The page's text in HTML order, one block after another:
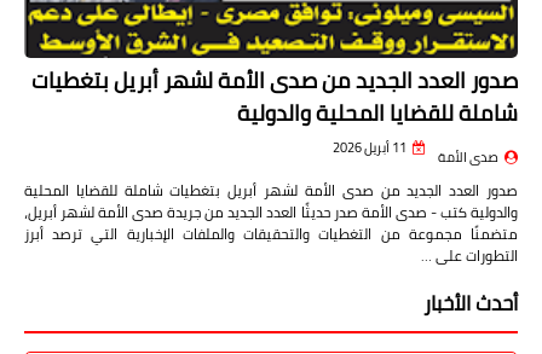
صدور العدد الجديد من صدى الأمة لشهر أبريل بتغطيات
شاملة للقضايا المحلية والدولية
صدى الأمة 11 أبريل 2026
صدور العدد الجديد من صدى الأمة لشهر أبريل بتغطيات شاملة للقضايا المحلية
والدولية كتب - صدى الأمة صدر حديثًا العدد الجديد من جريدة صدى الأمة لشهر أبريل،
متضمنًا مجموعة من التغطيات والتحقيقات والملفات الإخبارية التي ترصد أبرز
التطورات على …
أحدث الأخبار